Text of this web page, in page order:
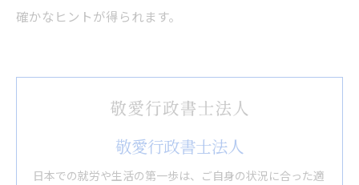
確かなヒントが得られます。
敬愛行政書士法人
日本での就労や生活の第一歩は、ご自身の状況に合った適